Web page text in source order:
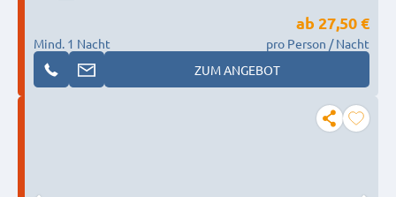
Mind. 1 Nacht
ab 27,50 €
pro Person / Nacht
ZUM ANGEBOT